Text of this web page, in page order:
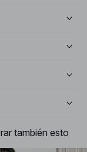
también esto